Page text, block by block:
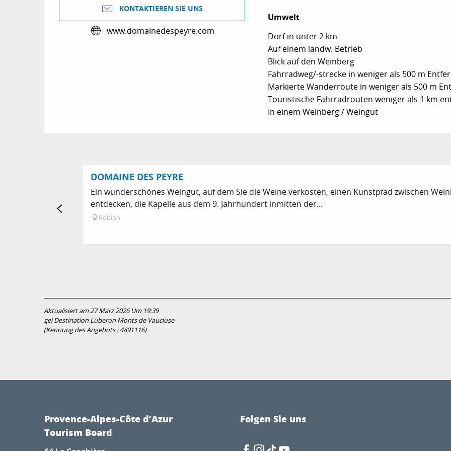
KONTAKTIEREN SIE UNS
www.domainedespeyre.com
Umwelt
Umwelt
Dorf in unter 2 km
Auf einem landw. Betrieb
Blick auf den Weinberg
Fahrradweg/-strecke in weniger als 500 m
Markierte Wanderroute in weniger als 500 m
Touristische Fahrradrouten weniger als 1 km
In einem Weinberg / Weingut
DOMAINE DES PEYRE
Ein wunderschönes Weingut, auf dem Sie die Weine verkosten, einen Kunstpfad zwischen
entdecken, die Kapelle aus dem 9. Jahrhundert inmitten der...
Robion
Aktualisiert am 27 März 2026 Um 19:39
gei Destination Luberon Monts de Vaucluse
(Kennung des Angebots :4891116)
Provence-Alpes-Côte d’Azur
Tourism Board
Folgen Sie uns